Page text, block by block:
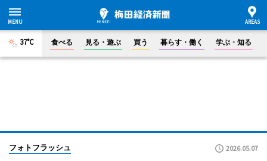
37°C 食べる 見る・遊ぶ 買う 暮らす・働く 学ぶ・知る
フォトフラッシュ 2026.05.07